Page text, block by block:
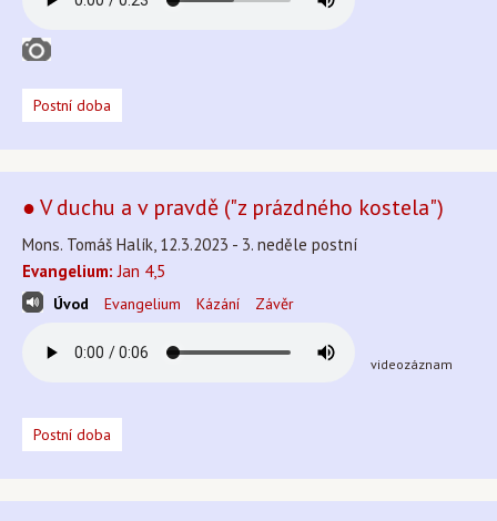
Postní doba
● V duchu a v pravdě ("z prázdného kostela")
Mons. Tomáš Halík, 12.3.2023 - 3. neděle postní
Evangelium: Jan 4,5
Úvod Evangelium Kázání Závěr
videozáznam
Postní doba